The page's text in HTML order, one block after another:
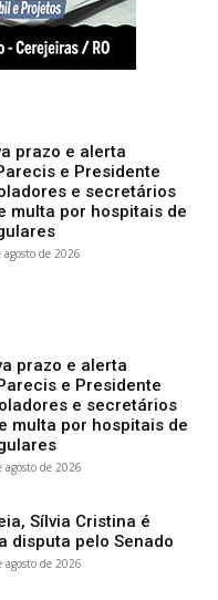
prazo e alerta
e Presidente
e secretários
multa por hospitais de
agosto de 2026
prazo e alerta
e Presidente
e secretários
multa por hospitais de
agosto de 2026
Sílvia Cristina é
disputa pelo Senado
agosto de 2026